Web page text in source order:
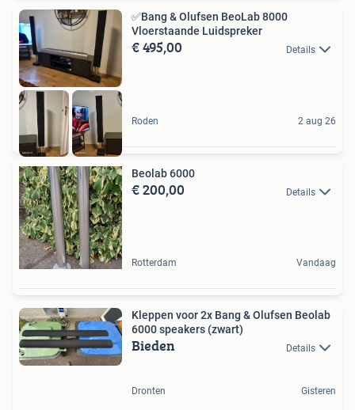
✅Bang & Olufsen BeoLab 8000
Vloerstaande Luidspreker
€ 495,00 Details
Roden 2 aug 26
Beolab 6000
€ 200,00 Details
Rotterdam Vandaag
Kleppen voor 2x Bang & Olufsen Beolab
6000 speakers (zwart)
Bieden Details
Dronten Gisteren